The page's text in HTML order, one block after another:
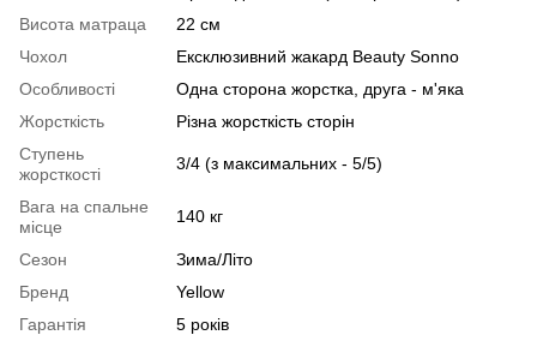
Висота матраца
22 см
Чохол
Ексклюзивний жакард Beauty Sonno
Особливості
Одна сторона жорстка, друга - м'яка
Жорсткість
Різна жорсткість сторін
Ступень
жорсткості
3/4 (з максимальних - 5/5)
Вага на спальне
місце
140 кг
Сезон
Зима/Літо
Бренд
Yellow
Гарантія
5 років